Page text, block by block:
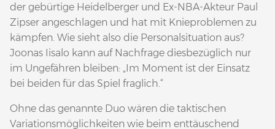
der gebürtige Heidelberger und Ex-NBA-Akteur Paul
Zipser angeschlagen und hat mit Knieproblemen zu
kämpfen. Wie sieht also die Personalsituation aus?
Joonas Iisalo kann auf Nachfrage diesbezüglich nur
im Ungefähren bleiben: „Im Moment ist der Einsatz
bei beiden für das Spiel fraglich.“
Ohne das genannte Duo wären die taktischen
Variationsmöglichkeiten wie beim enttäuschend